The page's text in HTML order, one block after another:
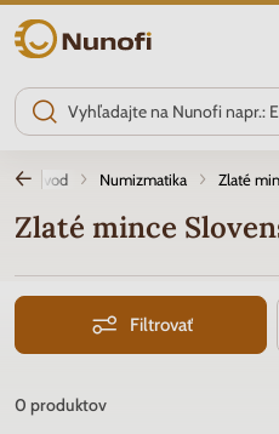
Nunofi.sk
Úvod Numizmatika Zlaté
Zlaté mince
Filtrovať
0 produktov